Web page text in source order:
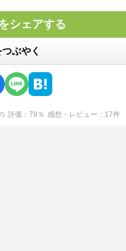
シェアする
ぶやく
評価 79 ％ 感想・レビュー 17件